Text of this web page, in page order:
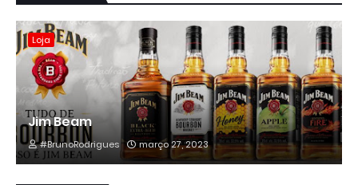
Loja
Jim Beam
#BrunoRodrigues março 27, 2023